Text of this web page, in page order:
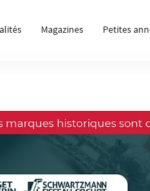
Magazines Petites